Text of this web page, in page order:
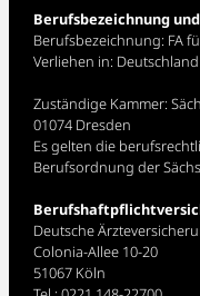
Berufsbezeichnung
Berufsbezeichnung: FA
Verliehen in: Deutschland
Zuständige Kammer:
01074 Dresden
Es gelten die
Berufsordnung der
Deutsche
Colonia-Allee 10-20
51067 Köln